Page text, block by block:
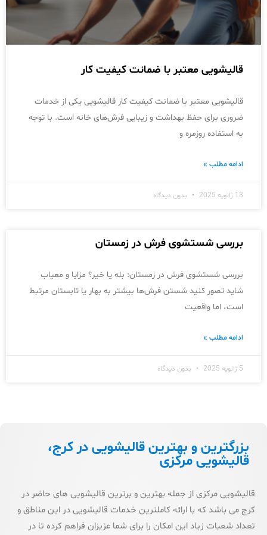
قالیشویی معتبر با ضمانت کیفیت کار
قالیشویی معتبر با ضمانت کیفیت کار قالیشویی یکی از خدمات
ضروری برای حفظ بهداشت و زیبایی فرش‌های خانه است. با توجه
به استفاده روزمره و
ادامه مطلب »
13 ژانویه 2025 بدون دیدگاه
بررسی شستشوی فرش در زمستان
بررسی شستشوی فرش در زمستان: بله یا خیر؟ مزایا و معیاب
شاید تصور کنید شستن فرش‌ها بیشتر به بهار یا تابستان مرتبط
است، اما واقعیت
ادامه مطلب »
5 ژانویه 2025 بدون دیدگاه
بزرگترین و بهترین قالیشویی در کرج،
قالیشویی مرکزی
قالیشویی مرکزی از جمله بهترین و برترین قالیشویی های حاضر در
کرج می باشد که با ارائه کاملترین خدمات قالیشویی در این مناطق و
تعداد شعبات زیاد این امکان را برای شما عزیزان فراهم کرده تا در